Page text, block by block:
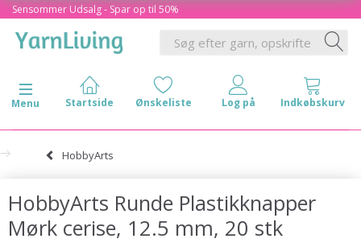
Sensommer Udsalg - Spar op til 50%
Skifte navigation
Menu
HobbyArts
HobbyArts Runde Plastikknapper
Mørk cerise, 12.5 mm, 20 stk